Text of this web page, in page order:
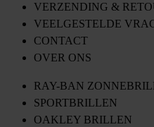
VERZENDING &
VEELGESTELDE
CONTACT
OVER ONS
RAY-BAN
SPORTBRILLEN
OAKLEY BRILLEN